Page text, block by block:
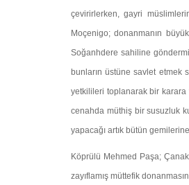
çevirirlerken, gayri
Moçenigo; donanmanın
Soğanhdere sahiline
bunların üstüne savlet etmek
yetkilileri top­lanarak bir
cenahda müthiş bir susuzluk
yapacağı artık bütün
Köprülü Mehmed Paşa;
zayıflamış müttefik